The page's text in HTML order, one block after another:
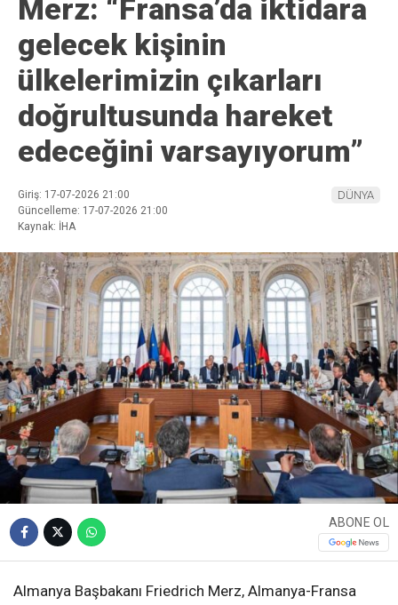
Merz: “Fransa’da iktidara
gelecek kişinin
ülkelerimizin çıkarları
doğrultusunda hareket
edeceğini varsayıyorum”
Giriş: 17-07-2026 21:00
Güncelleme: 17-07-2026 21:00
Kaynak: İHA
DÜNYA
ABONE OL
Almanya Başbakanı Friedrich Merz, Almanya-Fransa